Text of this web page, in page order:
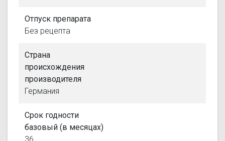
Отпуск препарата
Без рецепта
Страна
происхождения
производителя
Германия
Срок годности
базовый (в месяцах)